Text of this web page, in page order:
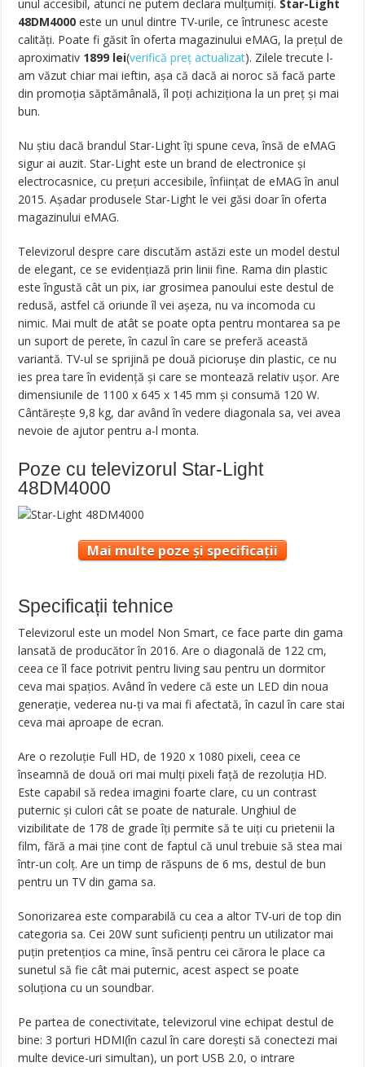
unul accesibil, atunci ne putem declara mulțumiți. Star-Light
48DM4000 este un unul dintre TV-urile, ce întrunesc aceste
calități. Poate fi găsit în oferta magazinului eMAG, la prețul de
aproximativ 1899 lei(verifică preț actualizat). Zilele trecute l-
am văzut chiar mai ieftin, așa că dacă ai noroc să facă parte
din promoția săptămânală, îl poți achiziționa la un preț și mai
bun.
Nu știu dacă brandul Star-Light îți spune ceva, însă de eMAG
sigur ai auzit. Star-Light este un brand de electronice și
electrocasnice, cu prețuri accesibile, înființat de eMAG în anul
2015. Așadar produsele Star-Light le vei găsi doar în oferta
magazinului eMAG.
Televizorul despre care discutăm astăzi este un model destul
de elegant, ce se evidențiază prin linii fine. Rama din plastic
este îngustă cât un pix, iar grosimea panoului este destul de
redusă, astfel că oriunde îl vei așeza, nu va incomoda cu
nimic. Mai mult de atât se poate opta pentru montarea sa pe
un suport de perete, în cazul în care se preferă această
variantă. TV-ul se sprijină pe două piciorușe din plastic, ce nu
ies prea tare în evidență și care se montează relativ ușor. Are
dimensiunile de 1100 x 645 x 145 mm și consumă 120 W.
Cântărește 9,8 kg, dar având în vedere diagonala sa, vei avea
nevoie de ajutor pentru a-l monta.
Poze cu televizorul Star-Light
48DM4000
Mai multe poze și specificații
Specificații tehnice
Televizorul este un model Non Smart, ce face parte din gama
lansată de producător în 2016. Are o diagonală de 122 cm,
ceea ce îl face potrivit pentru living sau pentru un dormitor
ceva mai spațios. Având în vedere că este un LED din noua
generație, vederea nu-ți va mai fi afectată, în cazul în care stai
ceva mai aproape de ecran.
Are o rezoluție Full HD, de 1920 x 1080 pixeli, ceea ce
înseamnă de două ori mai mulți pixeli față de rezoluția HD.
Este capabil să redea imagini foarte clare, cu un contrast
puternic și culori cât se poate de naturale. Unghiul de
vizibilitate de 178 de grade îți permite să te uiți cu prietenii la
film, fără a mai ține cont de faptul că unul trebuie să stea mai
într-un colț. Are un timp de răspuns de 6 ms, destul de bun
pentru un TV din gama sa.
Sonorizarea este comparabilă cu cea a altor TV-uri de top din
categoria sa. Cei 20W sunt suficienți pentru un utilizator mai
puțin pretențios ca mine, însă pentru cei cărora le place ca
sunetul să fie cât mai puternic, acest aspect se poate
soluționa cu un soundbar.
Pe partea de conectivitate, televizorul vine echipat destul de
bine: 3 porturi HDMI(în cazul în care dorești să conectezi mai
multe device-uri simultan), un port USB 2.0, o intrare